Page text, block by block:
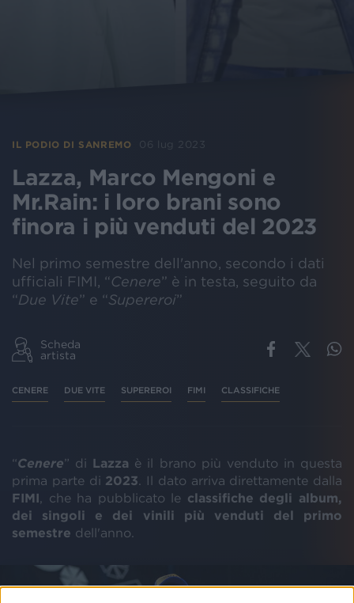
IL PODIO DI SANREMO 06 lug 2023
Lazza, Marco Mengoni e
Mr.Rain: i loro brani sono
finora i più venduti del 2023
Nel primo semestre dell'anno, secondo i dati
ufficiali FIMI, “ Cenere” è in testa, seguito da
“Due Vite” e “Supereroi”
Scheda
artista
CENERE DUE VITE SUPEREROI FIMI CLASSIFICHE
“Cenere” di Lazza è il brano più venduto in questa
prima parte di 2023 . Il dato arriva direttamente dalla
FIMI , che ha pubblicato le classifiche degli album,
dei singoli e dei vinili più venduti del primo
semestre dell'anno.